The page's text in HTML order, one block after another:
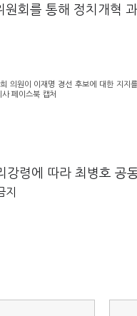
회를 통해 정치개혁
의원이 이재명 경선 후보에 대한 지지
페이스북 캡처
령에 따라 최병호 공
지